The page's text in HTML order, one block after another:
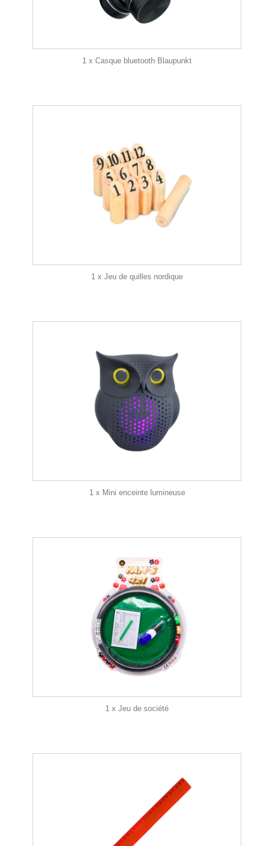
1 x Casque bluetooth Blaupunkt
1 x Jeu de quilles nordique
1 x Mini enceinte lumineuse
1 x Jeu de société